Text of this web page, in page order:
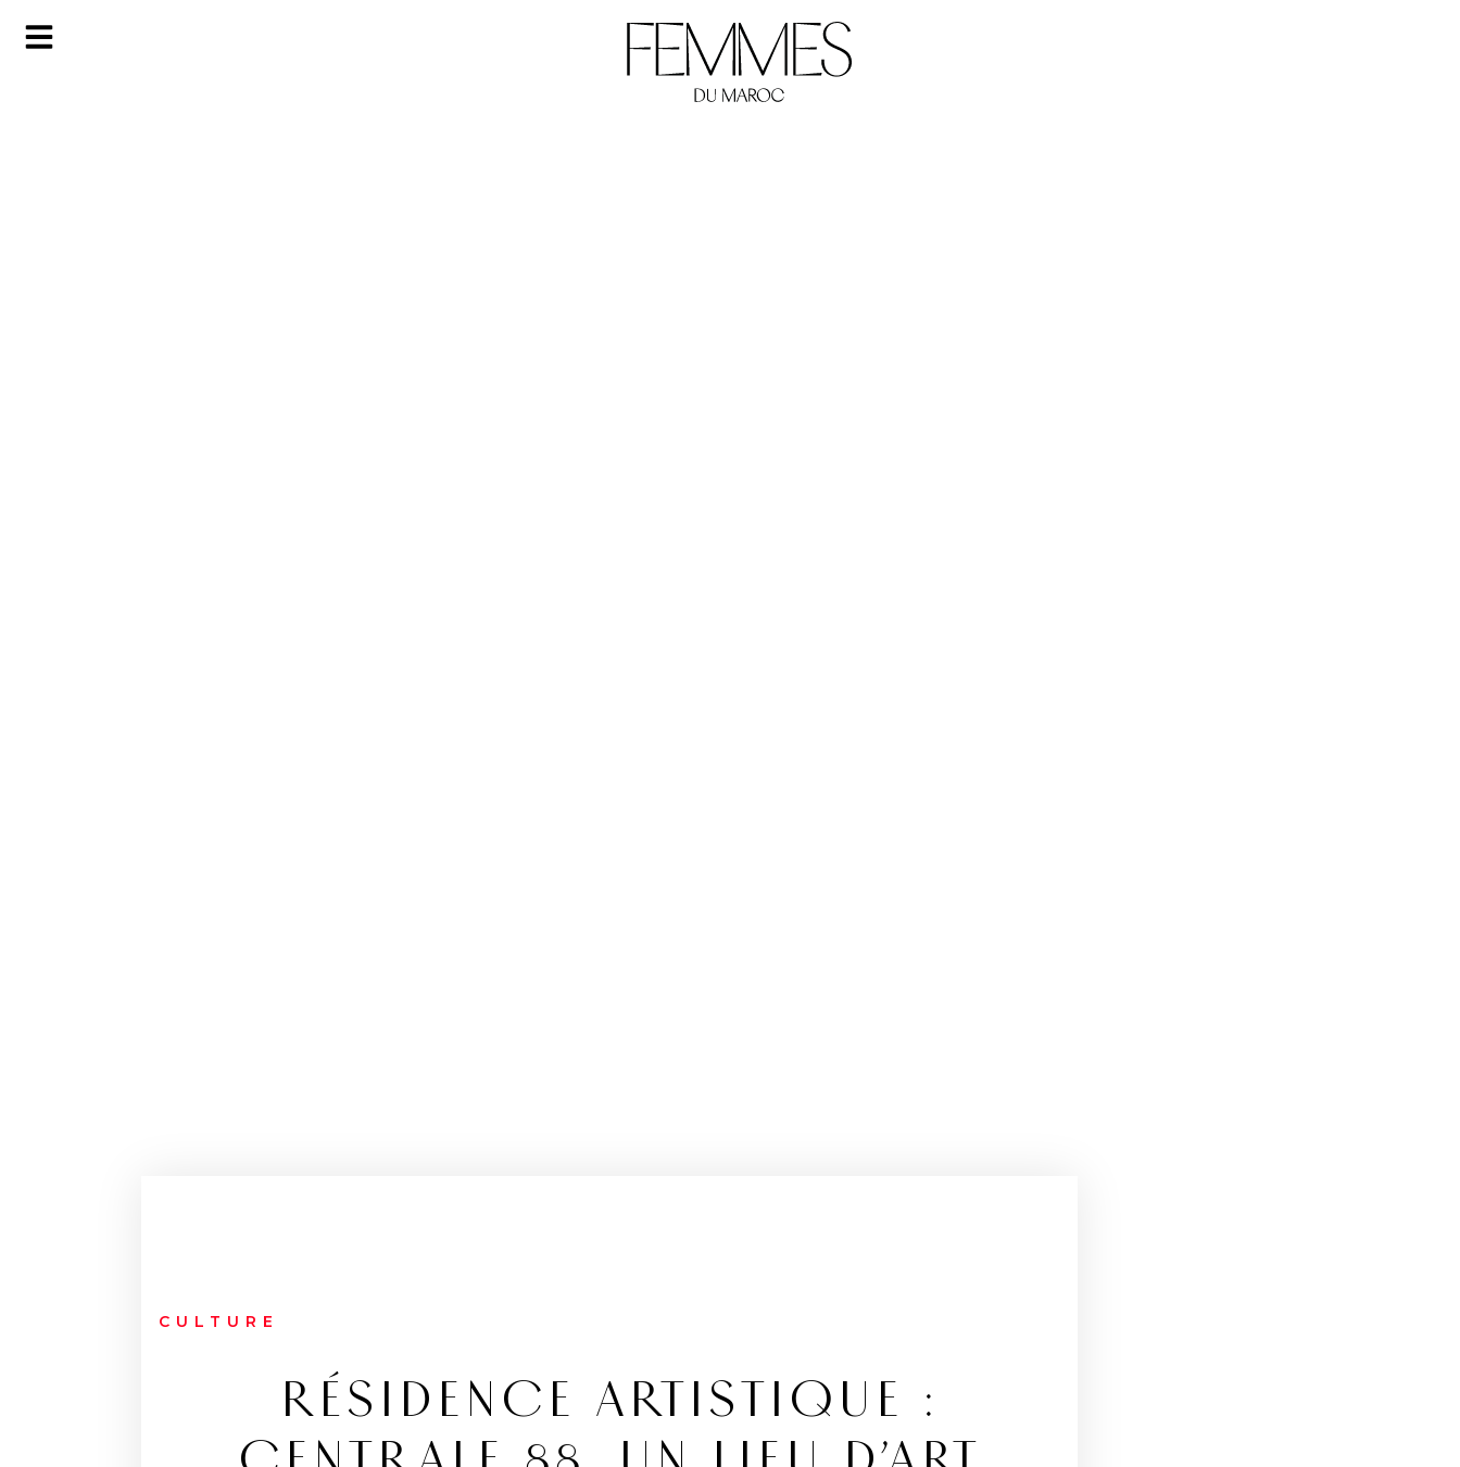
CULTURE
RÉSIDENCE ARTISTIQUE :